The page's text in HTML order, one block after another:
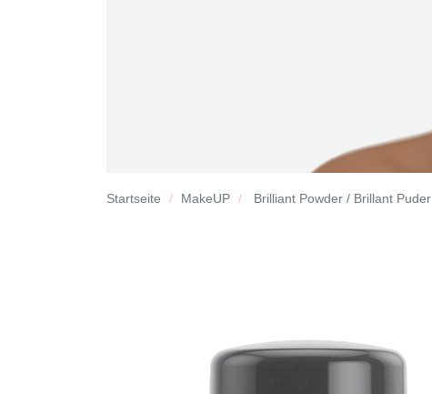
Startseite MakeUP Brilliant Powder / Brillant Puder